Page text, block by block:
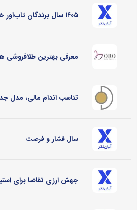
۱۴۰۵ سال برندگان تاب‌آور خواهد بود
معرفی بهترین طلافروشی
تناسب اندام مالی، مدل
سال فشار و فرصت
جهش ارزی تقاضا برای